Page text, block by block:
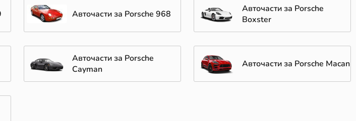
Авточасти за Porsche 968
Авточасти за Porsche
Boxster
Авточасти за Porsche
Cayman
Авточасти за Porsche Macan